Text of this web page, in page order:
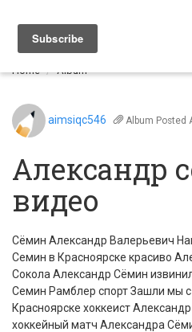
Home Album
aimsiqc546 Album Posted
Александр
видео
Сёмин Александр Валерьевич
Семин в Красноярске красиво
Сокола Александр Сёмин
Семин Рамблер спорт Зашли мы
Красноярске хоккеист
хоккейный матч Александра